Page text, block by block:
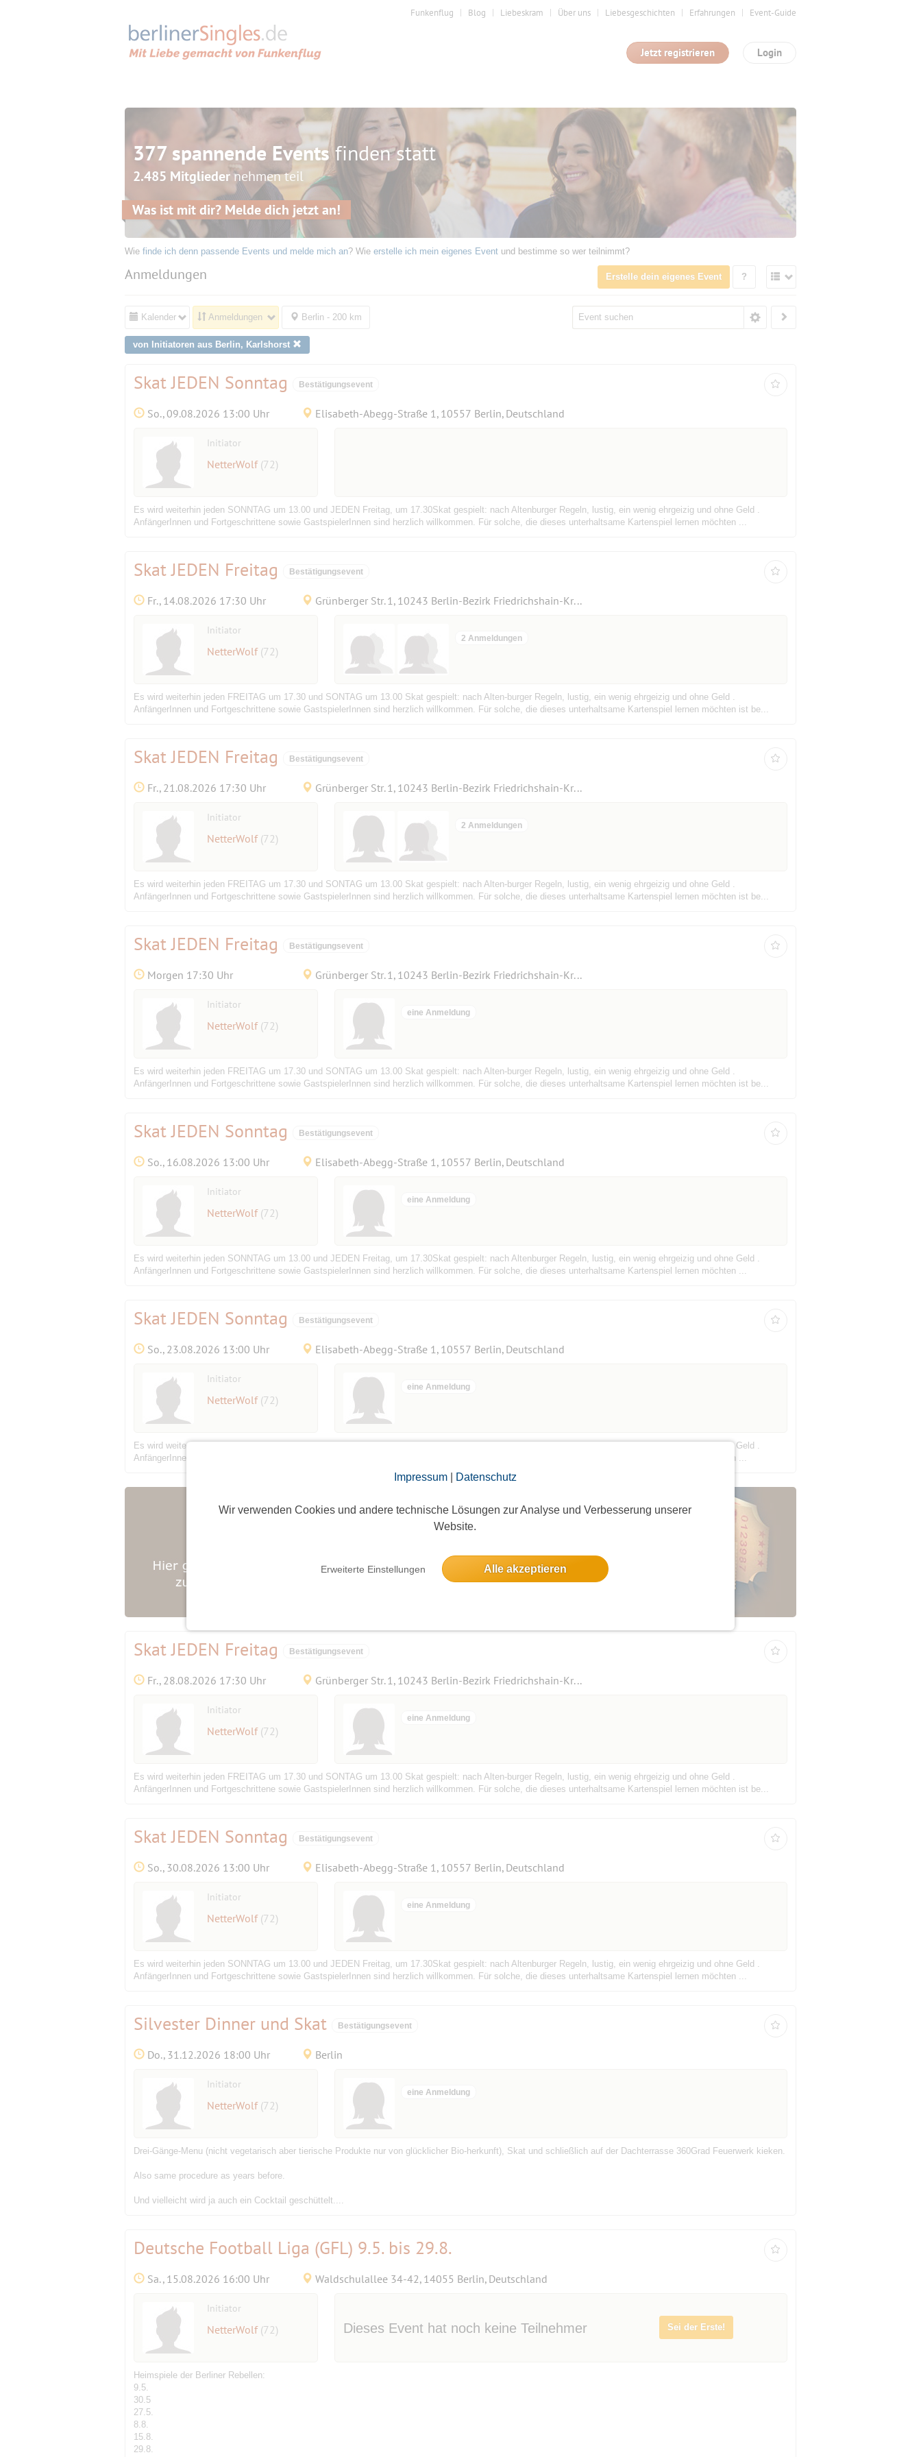
Impressum| Datenschutz
Wir verwenden Cookies und andere technische Lösungen zur Analyse und Verbesserung unserer
Website.
Erweiterte Einstellungen Alle akzeptieren
Funkenflug Blog Liebeskram Über uns Liebesgeschichten Erfahrungen Event-Guide
Login
Jetzt registrieren
377 spannende Eventsfinden statt
2.485 Mitgliedernehmen teil
Was ist mit dir? Melde dich jetzt an!
Wie finde ich denn passende Events und melde mich an? Wie erstelle ich mein eigenes Event und bestimme so wer teilnimmt?
Anmeldungen Erstelle dein eigenes Event ?
Kalender Anmeldungen Berlin - 200 km
von Initiatoren aus Berlin, Karlshorst
Skat JEDEN Sonntag Bestätigungsevent
So., 09.08.2026 13:00 Uhr Elisabeth-Abegg-Straße 1, 10557 Berlin, Deutschland
Initiator
NetterWolf (72)
Es wird weiterhin jeden SONNTAG um 13.00 und JEDEN Freitag, um 17.30Skat gespielt: nach Altenburger Regeln, lustig, ein wenig ehrgeizig und ohne Geld .
AnfängerInnen und Fortgeschrittene sowie GastspielerInnen sind herzlich willkommen. Für solche, die dieses unterhaltsame Kartenspiel lernen möchten ...
Skat JEDEN Freitag Bestätigungsevent
Fr., 14.08.2026 17:30 Uhr Grünberger Str. 1, 10243 Berlin-Bezirk Friedrichshain-Kreuzberg, Deutschland
Initiator
NetterWolf (72)
2 Anmeldungen
Es wird weiterhin jeden FREITAG um 17.30 und SONTAG um 13.00 Skat gespielt: nach Alten-burger Regeln, lustig, ein wenig ehrgeizig und ohne Geld .
AnfängerInnen und Fortgeschrittene sowie GastspielerInnen sind herzlich willkommen. Für solche, die dieses unterhaltsame Kartenspiel lernen möchten ist be...
Skat JEDEN Freitag Bestätigungsevent
Fr., 21.08.2026 17:30 Uhr Grünberger Str. 1, 10243 Berlin-Bezirk Friedrichshain-Kreuzberg, Deutschland
Initiator
NetterWolf (72)
2 Anmeldungen
Es wird weiterhin jeden FREITAG um 17.30 und SONTAG um 13.00 Skat gespielt: nach Alten-burger Regeln, lustig, ein wenig ehrgeizig und ohne Geld .
AnfängerInnen und Fortgeschrittene sowie GastspielerInnen sind herzlich willkommen. Für solche, die dieses unterhaltsame Kartenspiel lernen möchten ist be...
Skat JEDEN Freitag Bestätigungsevent
Morgen 17:30 Uhr Grünberger Str. 1, 10243 Berlin-Bezirk Friedrichshain-Kreuzberg, Deutschland
Initiator
NetterWolf (72)
eine Anmeldung
Es wird weiterhin jeden FREITAG um 17.30 und SONTAG um 13.00 Skat gespielt: nach Alten-burger Regeln, lustig, ein wenig ehrgeizig und ohne Geld .
AnfängerInnen und Fortgeschrittene sowie GastspielerInnen sind herzlich willkommen. Für solche, die dieses unterhaltsame Kartenspiel lernen möchten ist be...
Skat JEDEN Sonntag Bestätigungsevent
So., 16.08.2026 13:00 Uhr Elisabeth-Abegg-Straße 1, 10557 Berlin, Deutschland
Initiator
NetterWolf (72)
eine Anmeldung
Es wird weiterhin jeden SONNTAG um 13.00 und JEDEN Freitag, um 17.30Skat gespielt: nach Altenburger Regeln, lustig, ein wenig ehrgeizig und ohne Geld .
AnfängerInnen und Fortgeschrittene sowie GastspielerInnen sind herzlich willkommen. Für solche, die dieses unterhaltsame Kartenspiel lernen möchten ...
Skat JEDEN Sonntag Bestätigungsevent
So., 23.08.2026 13:00 Uhr Elisabeth-Abegg-Straße 1, 10557 Berlin, Deutschland
Initiator
NetterWolf (72)
eine Anmeldung
Es wird weiterhin jeden SONNTAG um 13.00 und JEDEN Freitag, um 17.30Skat gespielt: nach Altenburger Regeln, lustig, ein wenig ehrgeizig und ohne Geld .
AnfängerInnen und Fortgeschrittene sowie GastspielerInnen sind herzlich willkommen. Für solche, die dieses unterhaltsame Kartenspiel lernen möchten ...
Skat JEDEN Freitag Bestätigungsevent
Fr., 28.08.2026 17:30 Uhr Grünberger Str. 1, 10243 Berlin-Bezirk Friedrichshain-Kreuzberg, Deutschland
Initiator
NetterWolf (72)
eine Anmeldung
Es wird weiterhin jeden FREITAG um 17.30 und SONTAG um 13.00 Skat gespielt: nach Alten-burger Regeln, lustig, ein wenig ehrgeizig und ohne Geld .
AnfängerInnen und Fortgeschrittene sowie GastspielerInnen sind herzlich willkommen. Für solche, die dieses unterhaltsame Kartenspiel lernen möchten ist be...
Skat JEDEN Sonntag Bestätigungsevent
So., 30.08.2026 13:00 Uhr Elisabeth-Abegg-Straße 1, 10557 Berlin, Deutschland
Initiator
NetterWolf (72)
eine Anmeldung
Es wird weiterhin jeden SONNTAG um 13.00 und JEDEN Freitag, um 17.30Skat gespielt: nach Altenburger Regeln, lustig, ein wenig ehrgeizig und ohne Geld .
AnfängerInnen und Fortgeschrittene sowie GastspielerInnen sind herzlich willkommen. Für solche, die dieses unterhaltsame Kartenspiel lernen möchten ...
Silvester Dinner und Skat Bestätigungsevent
Do., 31.12.2026 18:00 Uhr Berlin
Initiator
NetterWolf (72)
eine Anmeldung
Drei-Gänge-Menu (nicht vegetarisch aber tierische Produkte nur von glücklicher Bio-herkunft), Skat und schließlich auf der Dachterrasse 360Grad Feuerwerk kieken.
Also same procedure as years before.
Und vielleicht wird ja auch ein Cocktail geschüttelt....
Deutsche Football Liga (GFL) 9.5. bis 29.8.
Sa., 15.08.2026 16:00 Uhr Waldschulallee 34-42, 14055 Berlin, Deutschland
Initiator
NetterWolf (72) Dieses Event hat noch keine Teilnehmer Sei der Erste!
Heimspiele der Berliner Rebellen:
9.5.
30.5
27.5.
8.8.
15.8.
29.8.